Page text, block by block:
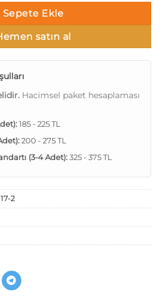
Sepete Ekle
satın al
Hacimsel paket hesaplaması
185 - 225 TL
200 - 275 TL
(3-4 Adet):325 - 375 TL
2